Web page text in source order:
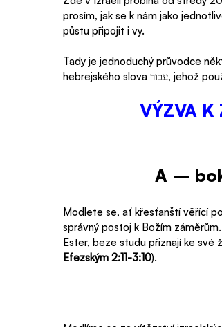
prosím, jak se k nám jako
půstu připojit i vy.
Tady je jednoduchý průvodce
hebrejského slova עבור, jehož
VÝZVA K
A –
Modlete se, ať křesťanští věřící
správný postoj k Božím
Ester, beze studu přiznají ke
Efezským 2:11-3:10).